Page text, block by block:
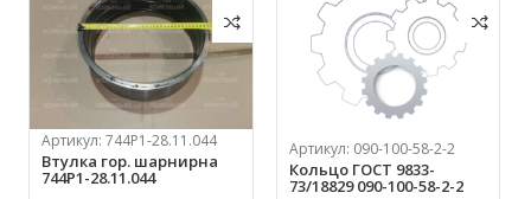
Артикул:744Р1-28.11.044
Втулка гор. шарнирна
744Р1-28.11.044
Артикул: 090-100-58-2-2
Кольцо ГОСТ 9833-
73/18829 090-100-58-2-2